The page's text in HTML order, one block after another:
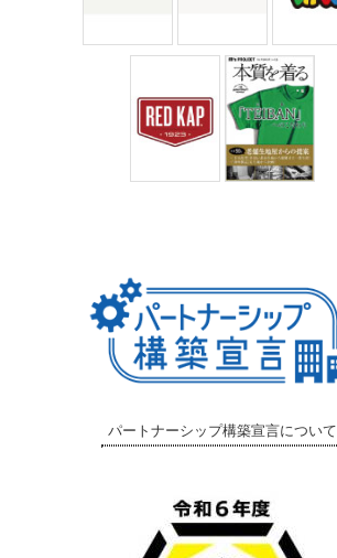
パートナーシップ構築宣言について